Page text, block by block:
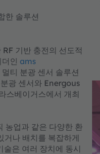
한 솔루션
기반 충전의 선도적
인 ams
티 분광 센서 솔루션
광 센서와 Energous
스베이거스에서 개최
농업과 같은 다양한 환
거나 배치를 복잡하게
은 여러 장치에 동시